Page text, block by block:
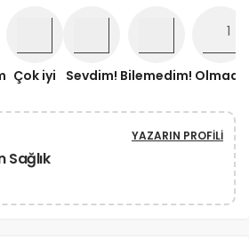
Çok iyi Sevdim! Bilemedim! Olmadı!
Sağlık
YAZARIN PROFILI